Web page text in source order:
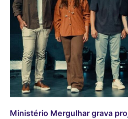
Ministério Mergulhar grava